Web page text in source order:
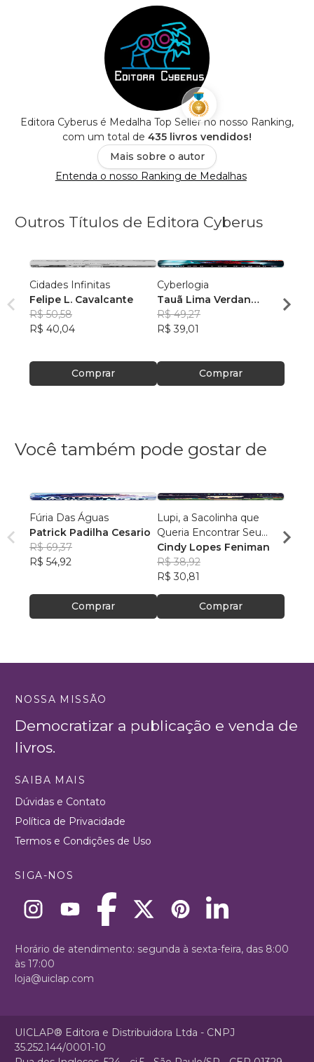
Editora Cyberus é Medalha Top Seller no nosso Ranking,
com um total de 435 livros vendidos!
Mais sobre o autor
Entenda o nosso Ranking de Medalhas
Outros Títulos de Editora Cyberus
Cidades Infinitas
Felipe L. Cavalcante
R$ 50,58
R$ 40,04
Comprar
Cyberlogia
Tauã Lima Verdan
Rangel
R$ 49,27
R$ 39,01
Comprar
Joicy
R$
Você também pode gostar de
Fúria Das Águas
Patrick Padilha Cesario
R$ 69,37
R$ 54,92
Comprar
Lupi, a Sacolinha que
Queria Encontrar Seu
Lugar
Cindy Lopes Feniman
R$ 38,92
R$ 30,81
Comprar
do
NOSSA MISSÃO
Democratizar a publicação e venda de
livros.
SAIBA MAIS
Dúvidas e Contato
Política de Privacidade
Termos e Condições de Uso
SIGA-NOS
Horário de atendimento: segunda à sexta-feira, das 8:00
às 17:00
loja@uiclap.com
UICLAP® Editora e Distribuidora Ltda - CNPJ
35.252.144/0001-10